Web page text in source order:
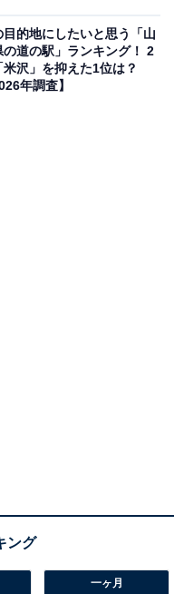
目的地にしたいと思う「山
の道の駅」ランキング！ 2
米沢」を抑えた1位は？
年調査】
一ヶ月